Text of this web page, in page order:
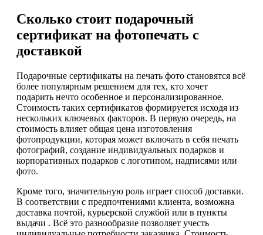
Сколько стоит подарочный
сертификат на фотопечать с
доставкой
Подарочные сертификаты на печать фото становятся всё
более популярным решением для тех, кто хочет
подарить нечто особенное и персонализированное.
Стоимость таких сертификатов формируется исходя из
нескольких ключевых факторов. В первую очередь, на
стоимость влияет общая цена изготовления
фотопродукции, которая может включать в себя печать
фотографий, создание индивидуальных подарков и
корпоративных подарков с логотипом, надписями или
фото.
Кроме того, значительную роль играет способ доставки.
В соответствии с предпочтениями клиента, возможна
доставка почтой, курьерской службой или в пункты
выдачи . Всё это разнообразие позволяет учесть